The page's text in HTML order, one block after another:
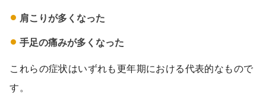
肩こりが多くなった
手足の痛みが多くなった
これらの症状はいずれも更年期における代表的なもので
す。